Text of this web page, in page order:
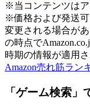
※当コンテンツはア
※価格および発送可
変更される場合が
の時点で
時期の情報が適用さ
Amazon売れ筋ラン
「ゲーム検索